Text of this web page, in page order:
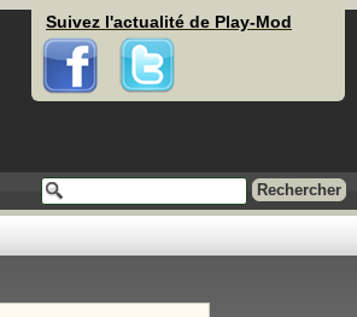
Suivez l'actualité de Play-Mod
Facebook Twitter